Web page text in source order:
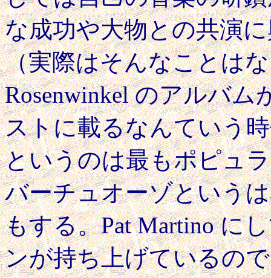
な成功や大物との共演
（実際はそんなことは
Rosenwinkel のアルバム
ストに載るなんていう
というのは最もポピュ
バーチュオーゾという
もする。Pat Martino に
ンが持ち上げているの